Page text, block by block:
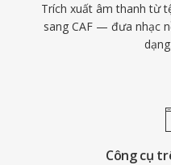
Trích xuất âm thanh từ
sang CAF — đưa nhạc
Công cụ